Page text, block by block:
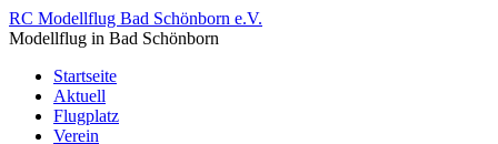
RC Modellflug Bad Schönborn e.V.
Modellflug in Bad Schönborn
Startseite
Aktuell
Flugplatz
Verein